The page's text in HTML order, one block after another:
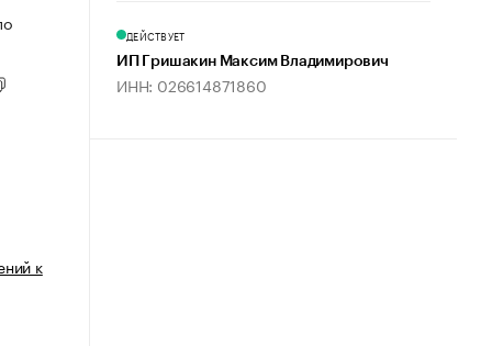
к
ДЕЙСТВУЕТ
ИП Гришакин Максим Владимирович
ИНН: 026614871860